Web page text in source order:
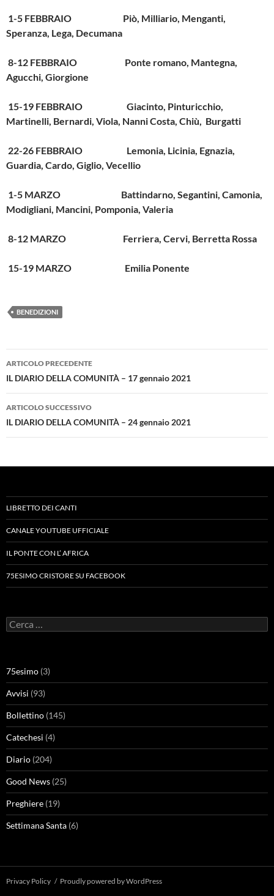
1-5 FEBBRAIO Piò, Milliario, Menganti,
Speranza, Lega, Decumana
8-12 FEBBRAIO Ponte romano, Mantegna,
Agucchi, Giorgione
15-19 FEBBRAIO Giacinto, Pinturicchio,
Martinelli, Bernardi, Viola, Nanni Costa, Chiù, Burgatti
22-26 FEBBRAIO Lemonia, Licinia, Egnazia,
Guardia, Cardo, Giglio, Vecellio
1-5 MARZO Battindarno, Segantini, Camonia,
Modigliani, Mancini, Pomponia, Valeria
8-12 MARZO Ferriera, Cervi, Berretta Rossa
15-19 MARZO Emilia Ponente
BENEDIZIONI
Navigazione
articolo
ARTICOLO PRECEDENTE
IL DIARIO DELLA COMUNITÀ – 17 gennaio 2021
ARTICOLO SUCCESSIVO
IL DIARIO DELLA COMUNITÀ – 24 gennaio 2021
LIBRETTO DEI CANTI
CANALE YOUTUBE UFFICIALE
IL PONTE CON L’ AFRICA
75ESIMO CRISTORE SU FACEBOOK
Ricerca
per:
75esimo (3)
Avvisi (93)
Bollettino (145)
Catechesi (4)
Diario (204)
Good News (25)
Preghiere (19)
Settimana Santa (6)
Privacy Policy Proudly powered by WordPress